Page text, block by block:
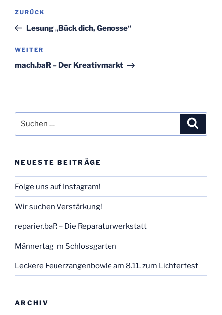
Beitragsnavigation
Vorheriger
Beitrag
ZURÜCK
Lesung „Bück dich, Genosse“
Nächster
Beitrag
WEITER
mach.baR – Der Kreativmarkt
nach:
NEUESTE BEITRÄGE
Folge uns auf Instagram!
Wir suchen Verstärkung!
reparier.baR – Die Reparaturwerkstatt
Männertag im Schlossgarten
Leckere Feuerzangenbowle am 8.11. zum Lichterfest
ARCHIV